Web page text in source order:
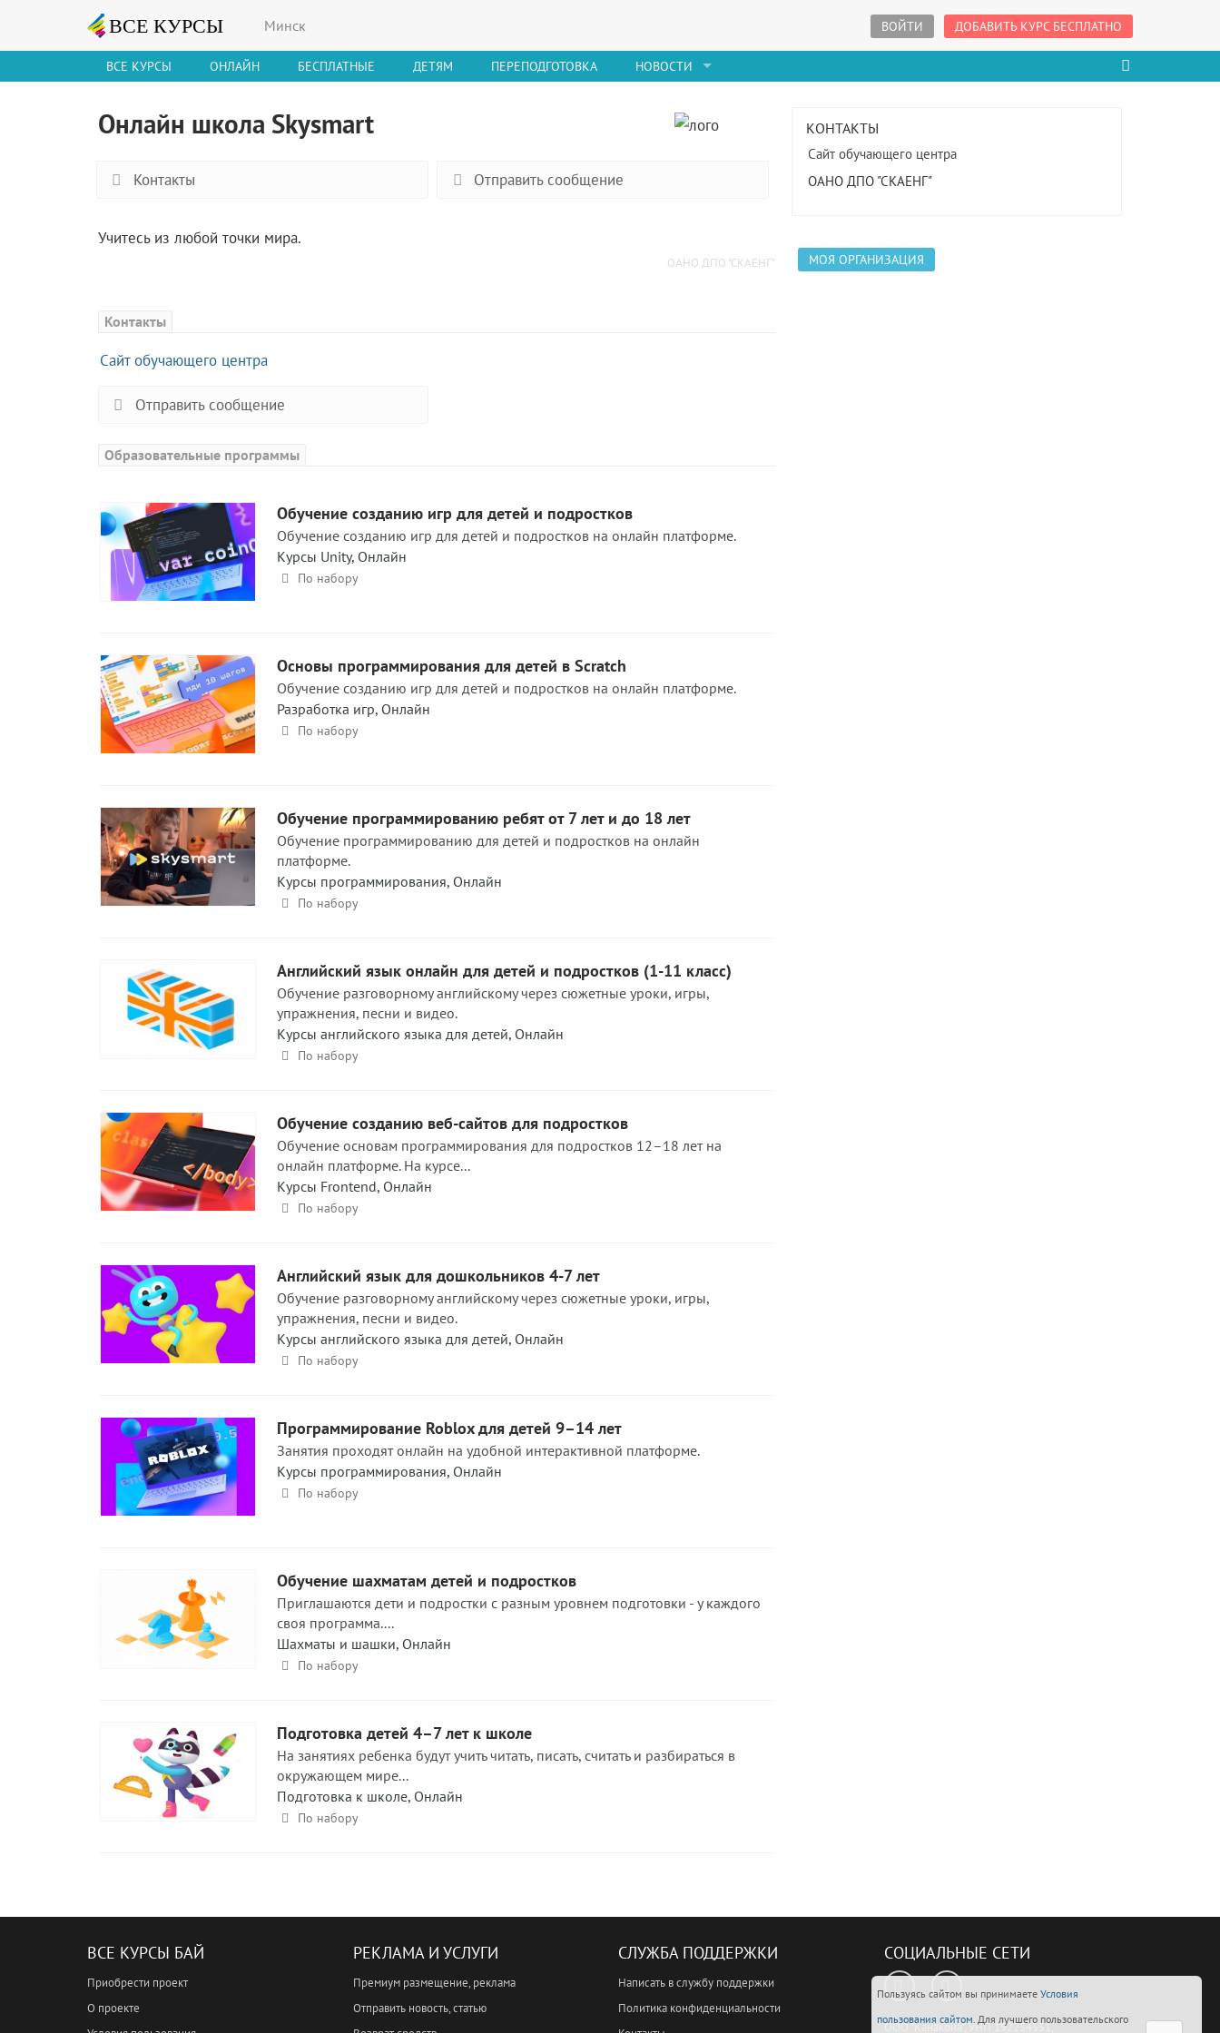
Минск ВОЙТИ ДОБАВИТЬ КУРС БЕСПЛАТНО
ВСЕ КУРСЫ ОНЛАЙН БЕСПЛАТНЫЕ ДЕТЯМ ПЕРЕПОДГОТОВКА НОВОСТИ
Онлайн школа Skysmart
Контакты Отправить сообщение
Учитесь из любой точки мира.
ОАНО ДПО "СКАЕНГ"
Контакты
Сайт обучающего центра
Отправить сообщение
Образовательные программы
Обучение созданию игр для детей и подростков
Обучение созданию игр для детей и подростков на онлайн платформе.
Курсы Unity, Онлайн
По набору
Основы про­грам­ми­ро­ва­ния для детей в Scratch
Обучение созданию игр для детей и подростков на онлайн платформе.
Разработка игр, Онлайн
По набору
Обучение программированию ребят от 7 лет и до 18 лет
Обучение программированию для детей и подростков на онлайн
платформе.
Курсы программирования, Онлайн
По набору
Английский язык онлайн для детей и подростков (1-11 класс)
Обучение разговорному английскому через сюжетные уроки, игры,
упражнения, песни и видео.
Курсы английского языка для детей, Онлайн
По набору
Обучение созданию веб-сайтов для подростков
Обучение основам программирования для подростков 12–18 лет на
онлайн платформе. На курсе...
Курсы Frontend, Онлайн
По набору
Английский язык для дошкольников 4-7 лет
Обучение разговорному английскому через сюжетные уроки, игры,
упражнения, песни и видео.
Курсы английского языка для детей, Онлайн
По набору
Программирование Roblox для детей 9–14 лет
Занятия проходят онлайн на удобной интерактивной платформе.
Курсы программирования, Онлайн
По набору
Обучение шахматам детей и подростков
Приглашаются дети и подростки с разным уровнем подготовки - у каждого
своя программа....
Шахматы и шашки, Онлайн
По набору
Подготовка детей 4–7 лет к школе
На занятиях ребенка будут учить читать, писать, считать и разбираться в
окружающем мире...
Подготовка к школе, Онлайн
По набору
КОНТАКТЫ
Сайт обучающего центра
ОАНО ДПО "СКАЕНГ"
МОЯ ОРГАНИЗАЦИЯ
ВСЕ КУРСЫ БАЙ
Приобрести проект
О проекте
РЕКЛАМА И УСЛУГИ
Премиум размещение, реклама
Отправить новость, статью
СЛУЖБА ПОДДЕРЖКИ
Написать в службу поддержки
Политика конфиденциальности
СОЦИАЛЬНЫЕ СЕТИ
ООО "Канакона", УНП 192254551,
Пользуясь сайтом вы принимаете Условия
пользования сайтом. Для лучшего пользовательского